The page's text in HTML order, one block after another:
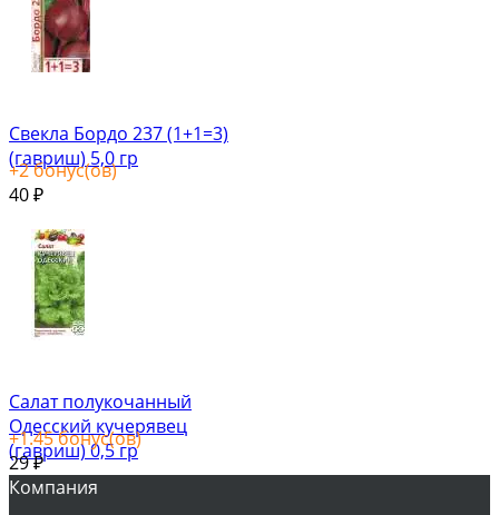
Свекла Бордо 237 (1+1=3)
(гавриш) 5,0 гр
+2бонус(ов)
40 ₽
Салат полукочанный
Одесский кучерявец
(гавриш) 0,5 гр
+1.45бонус(ов)
29₽
Компания